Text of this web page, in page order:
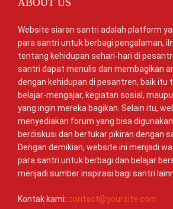
ABOUT US
Website siaran santri adalah platform
para santri untuk berbagi pengalaman,
tentang kehidupan sehari-hari di
santri dapat menulis dan membagikan
dengan kehidupan di pesantren, baik
belajar-mengajar, kegiatan sosial,
yang ingin mereka bagikan. Selain itu,
menyediakan forum yang bisa
berdiskusi dan bertukar pikiran dengan
Dengan demikian, website ini menjadi
para santri untuk berbagi dan belajar
menjadi sumber inspirasi bagi santri
Kontak kami: contact@yoursite.com